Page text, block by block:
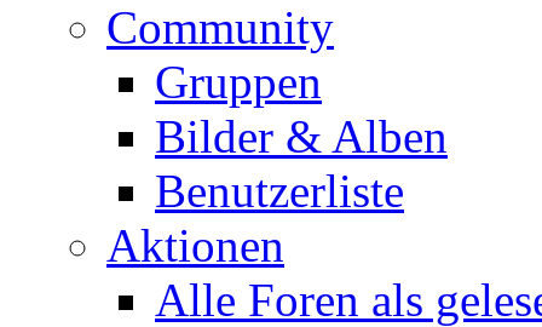
Community
Gruppen
Bilder & Alben
Benutzerliste
Aktionen
Alle Foren als